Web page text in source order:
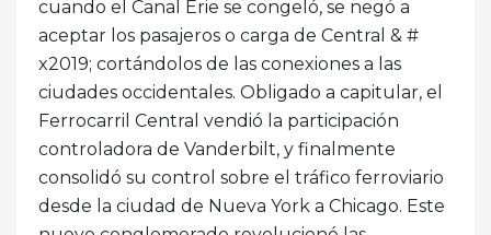
cuando el Canal Erie se congeló, se negó a
aceptar los pasajeros o carga de Central & #
x2019; cortándolos de las conexiones a las
ciudades occidentales. Obligado a capitular, el
Ferrocarril Central vendió la participación
controladora de Vanderbilt, y finalmente
consolidó su control sobre el tráfico ferroviario
desde la ciudad de Nueva York a Chicago. Este